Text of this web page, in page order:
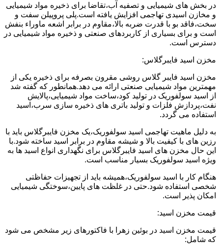
در بخش های شیمیایی و تصفیه آب،تقاضا برای ذخیره مواد شیمیایی
و مخازن اسیدی تهاجمی افزایش یافته است.پلی پروپیلن سفت و
سخت،فاقد بو با قدرت ضربه بالا،مقاوم در برابر اشعه ماوراء بنفش
است و برای بسیاری از کاربردهای صنعتی و ذخیره مواد شیمیایی در
دسترس است.
مخزن اسید فایبرگلاس:
مخزن اسید فایبر گلاس روشی مقرون بصرفه برای ذخیره یکی از
مهمترین مواد شیمیایی صنعتی ارائه می دهد.همانطور که گفته شد
از اسید سولفوریک در تولید کود،ساخت مواد شیمیایی،پالایش
نفت،پردازش فلزات و تولید باتری های ذخیره سازی سرب،اسید
استفاده می گردد.
به دلیل ماهیت تهاجمی اسید سولفوریک،یک مخزن فایبرگلاس باید با
رزین های با کیفیت بالا و شیشه مقاوم در برابر اسید ساخته شود.با
این حال مخزن های اسید فایبرگلاس برای نگهداری انواع اسید ها به
ویژه اسید سولفوریک بسیار مناسب است.
هنگام کار با اسید سولفوریک،همیشه باید از تجهیزات حفاظتی
شخصی استفاده شود.حتی در غلظت های پایین،سوختگی شیمیایی
امکان پذیر است.
قیمت مخزن اسید:
قیمت مخزن اسید در بوئین زهرا با فاکتورهای زیر مشخص می شود
که شامل: